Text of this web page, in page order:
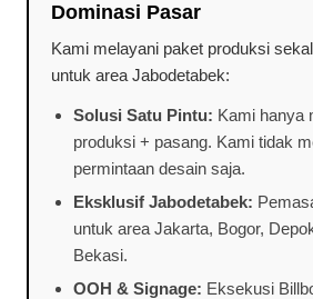
Dominasi Pasar
Kami melayani paket produksi
untuk area Jabodetabek:
Solusi Satu Pintu: Kami hanya
produksi + pasang. Kami tidak
permintaan desain saja.
Eksklusif Jabodetabek:
untuk area Jakarta, Bogor,
Bekasi.
OOH & Signage: Eksekusi